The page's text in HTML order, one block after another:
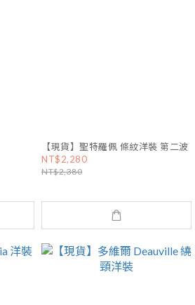
【現貨】聖特羅佩 條紋洋裝 第二波
NT$2,280
NT$2,380